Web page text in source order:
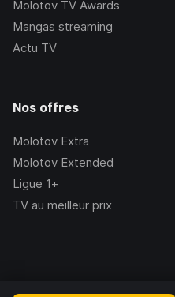
Molotov TV Awards
Mangas streaming
Actu TV
Nos offres
Molotov Extra
Molotov Extended
Ligue 1+
TV au meilleur prix